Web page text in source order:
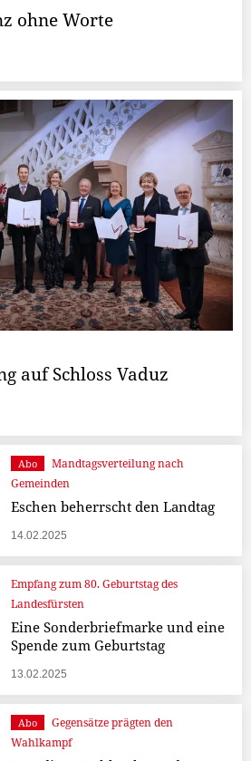
ohne Worte
auf Schloss Vaduz
Abo
Mandtagsverteilung nach
Gemeinden
Eschen beherrscht den Landtag
14.02.2025
Empfang zum 80. Geburtstag des
Landesfürsten
Eine Sonderbriefmarke und eine
Spende zum Geburtstag
13.02.2025
Abo
Gegensätze prägten den
Wahlkampf